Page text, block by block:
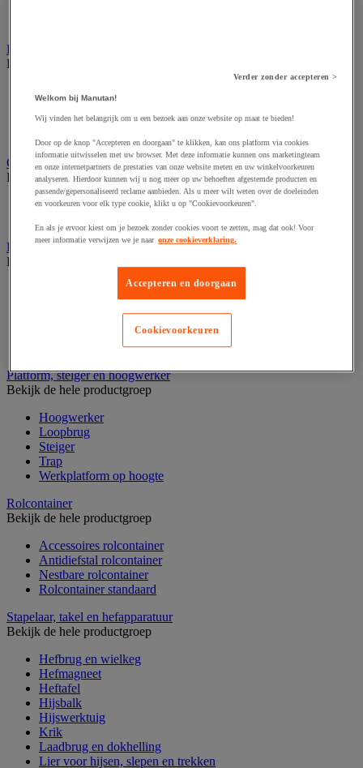
Laboratoriummeubilair
Bekijk de hele productgroep
Laboratoriumkast
Laboratoriumladekast
Opstapkruk, trap en ladder
Bekijk de hele productgroep
Ladder
Palletwagen
Bekijk de hele productgroep
Elektrische pallettruck
Handpallettruck
Hoogheffende pallettruck
Pallettruck met weegsysteem
Platform, steiger en hoogwerker
Bekijk de hele productgroep
Hoogwerker
Loopbrug
Steiger
Trap
Werkplatform op hoogte
Rolcontainer
Bekijk de hele productgroep
Accessoires rolcontainer
Antidiefstal rolcontainer
Nestbare rolcontainer
Rolcontainer standaard
Stapelaar, takel en hefapparatuur
Bekijk de hele productgroep
Hefbrug en wielkeg
Hefmagneet
Heftafel
Hijsbalk
Hijswerktuig
Krik
Laadbrug en dokhelling
Lier voor hijsen, slepen en trekken
Verder zonder accepteren >
Welkom bij Manutan!
Wij vinden het belangrijk om u een bezoek aan onze website op maat te bieden!
Door op de knop "Accepteren en doorgaan" te klikken, kan ons platform via cookies
informatie uitwisselen met uw browser. Met deze informatie kunnen ons marketingteam
en onze internetpartners de prestaties van onze website meten en uw winkelvoorkeuren
analyseren. Hierdoor kunnen wij u nog meer op uw behoeften afgestemde producten en
passende/gepersonaliseerd reclame aanbieden. Als u meer wilt weten over de doeleinden
en voorkeuren voor elk type cookie, klikt u op "Cookievoorkeuren".
En als je ervoor kiest om je bezoek zonder cookies voort te zetten, mag dat ook! Voor
meer informatie verwijzen we je naar onze cookieverklaring.
Accepteren en doorgaan
Cookievoorkeuren